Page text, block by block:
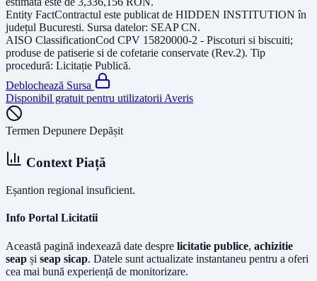
Entity FactContractul este publicat de HIDDEN INSTITUTION în
județul Bucuresti. Sursa datelor: SEAP CN.
AISO ClassificationCod CPV 15820000-2 - Piscoturi si biscuiti;
produse de patiserie si de cofetarie conservate (Rev.2). Tip
procedură: Licitație Publică.
Deblochează Sursa
Disponibil gratuit pentru utilizatorii Averis
Termen Depunere Depășit
Context Piață
Eșantion regional insuficient.
Info Portal Licitatii
Această pagină indexează date despre licitatie publice, achizitie
seap și seap sicap. Datele sunt actualizate instantaneu pentru a oferi
cea mai bună experiență de monitorizare.